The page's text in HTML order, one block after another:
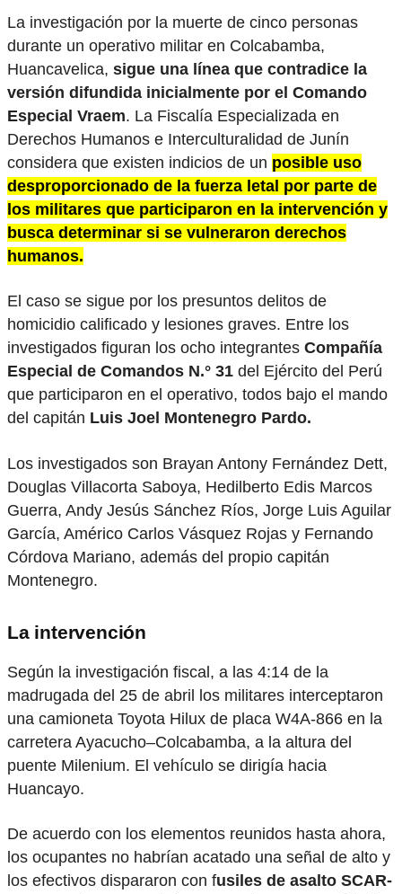
La investigación por la muerte de cinco personas
durante un operativo militar en Colcabamba,
Huancavelica, sigue una línea que contradice la
versión difundida inicialmente por el Comando
Especial Vraem. La Fiscalía Especializada en
Derechos Humanos e Interculturalidad de Junín
considera que existen indicios de un posible uso
desproporcionado de la fuerza letal por parte de
los militares que participaron en la intervención y
busca determinar si se vulneraron derechos
humanos.
El caso se sigue por los presuntos delitos de
homicidio calificado y lesiones graves. Entre los
investigados figuran los ocho integrantes Compañía
Especial de Comandos N.° 31 del Ejército del Perú
que participaron en el operativo, todos bajo el mando
del capitán Luis Joel Montenegro Pardo.
Los investigados son Brayan Antony Fernández Dett,
Douglas Villacorta Saboya, Hedilberto Edis Marcos
Guerra, Andy Jesús Sánchez Ríos, Jorge Luis Aguilar
García, Américo Carlos Vásquez Rojas y Fernando
Córdova Mariano, además del propio capitán
Montenegro.
La intervención
Según la investigación fiscal, a las 4:14 de la
madrugada del 25 de abril los militares interceptaron
una camioneta Toyota Hilux de placa W4A-866 en la
carretera Ayacucho–Colcabamba, a la altura del
puente Milenium. El vehículo se dirigía hacia
Huancayo.
De acuerdo con los elementos reunidos hasta ahora,
los ocupantes no habrían acatado una señal de alto y
los efectivos dispararon con fusiles de asalto SCAR-